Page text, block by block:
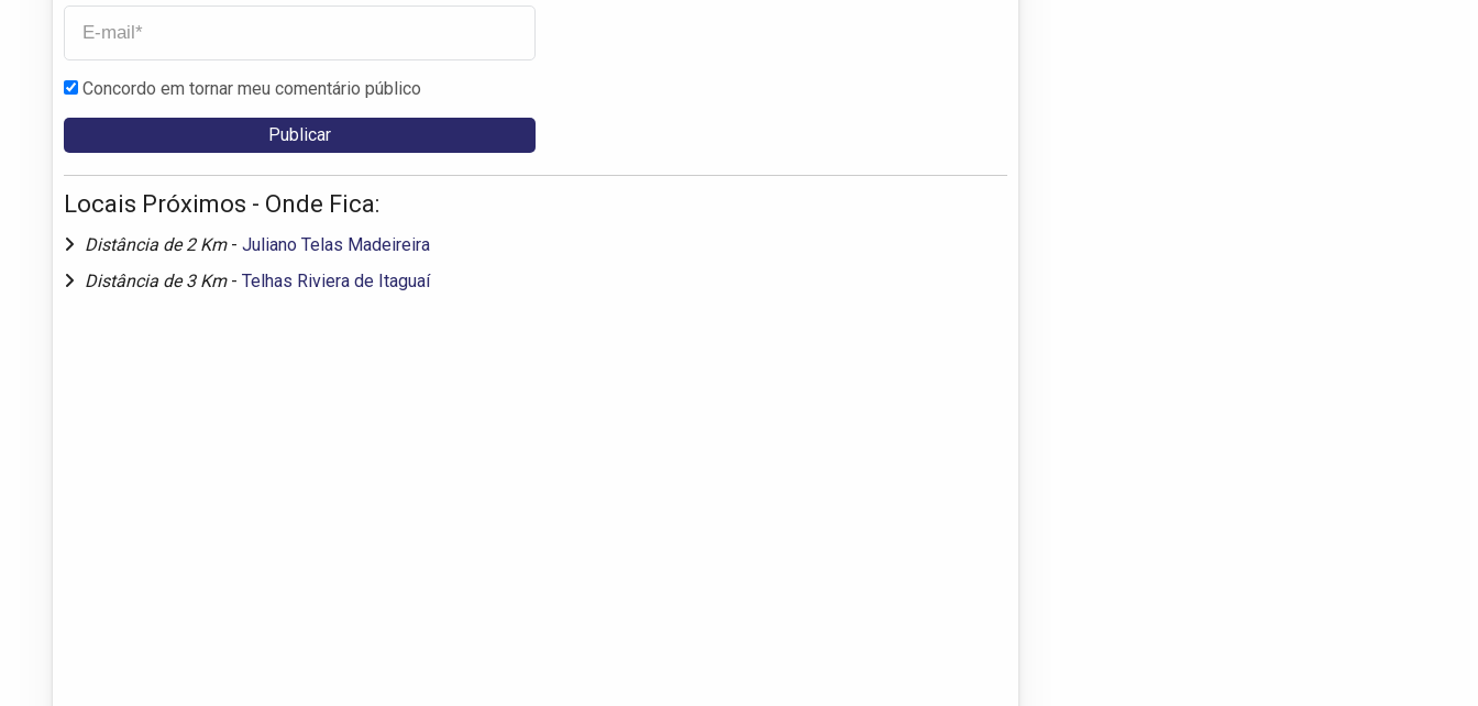
Concordo em tornar meu comentário público
Locais Próximos - Onde Fica:
Distância de 2 Km - Juliano Telas Madeireira
Distância de 3 Km - Telhas Riviera de Itaguaí